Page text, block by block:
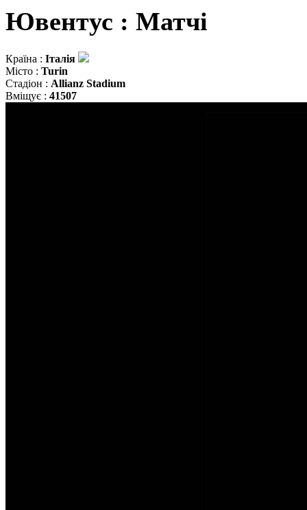
Ювентус : Матчi
Країна : Італія
Місто : Turin
Стадіон : Allianz Stadium
Вміщує : 41507